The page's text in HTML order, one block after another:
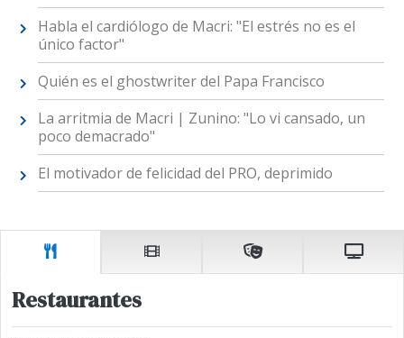
Habla el cardiólogo de Macri: "El estrés no es el
único factor"
Quién es el ghostwriter del Papa Francisco
La arritmia de Macri | Zunino: "Lo vi cansado, un
poco demacrado"
El motivador de felicidad del PRO, deprimido
Restaurantes